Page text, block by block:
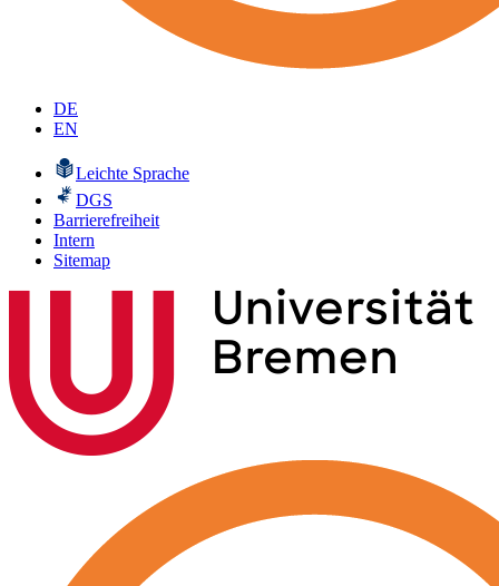
DE
EN
Leichte Sprache
DGS
Barrierefreiheit
Intern
Sitemap